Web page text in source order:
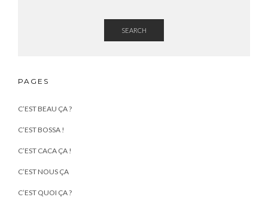
SEARCH
PAGES
C’EST BEAU ÇA ?
C’EST BOSSA !
C’EST CACA ÇA !
C’EST NOUS ÇA
C’EST QUOI ÇA ?